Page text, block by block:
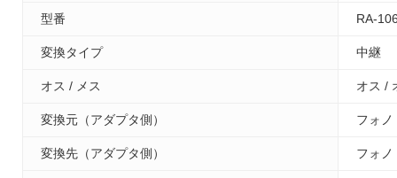
型番 RA-
変換タイプ 中継
オス / メス オス /
変換元（アダプタ側） フォノ
変換先（アダプタ側） フォノ